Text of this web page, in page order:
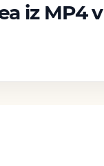
iz MP4 v